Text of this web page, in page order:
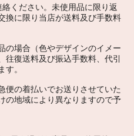
ください。未使用品に限り返
換に限り当店が送料及び手数料
の場合（色やデザインのイメー
往復送料及び振込手数料、代引
す。
便の着払いでお送りさせていた
の地域により異なりますので予